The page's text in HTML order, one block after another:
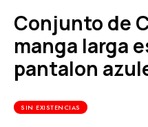
Conjunto de Camisa de
manga larga
pantalon
SIN EXISTENCIAS